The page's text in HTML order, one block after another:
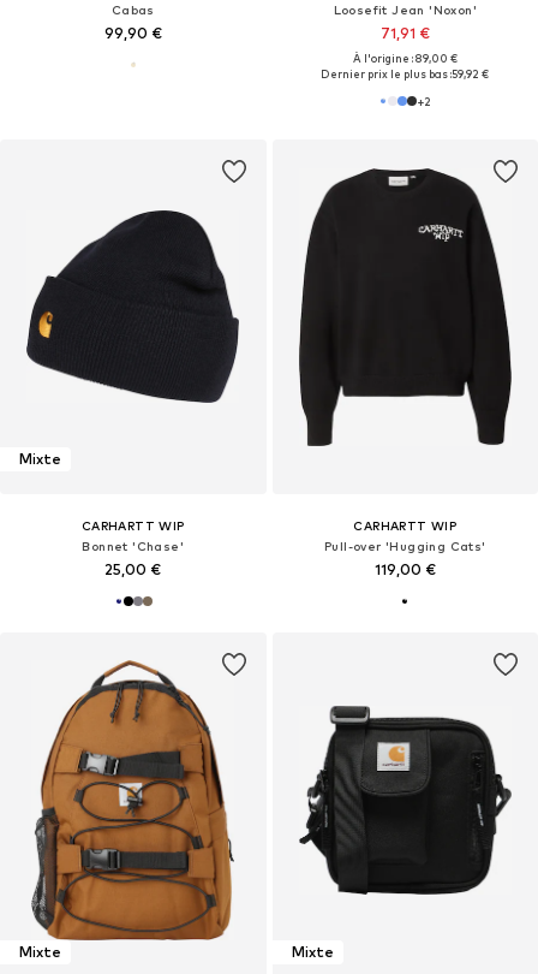
Cabas
99,90 €
Loosefit Jean 'Noxon'
71,91 €
À l'origine : 89,00 €
Dernier prix le plus bas :59,92 €
+2
Mixte
CARHARTT WIP
Bonnet 'Chase'
25,00 €
CARHARTT WIP
Pull-over 'Hugging Cats'
119,00 €
Mixte Mixte